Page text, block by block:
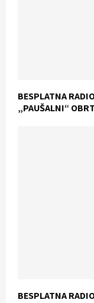
BESPLATNA
„PAUŠALNI“
BESPLATNA